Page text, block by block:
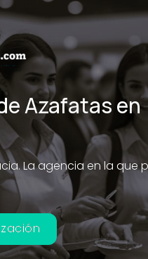
Azafatas en
La agencia en la que